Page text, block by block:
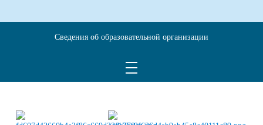
Сведения об образовательной организации